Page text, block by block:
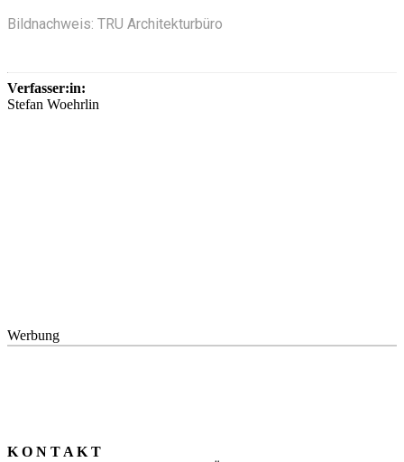
Bildnachweis: TRU Architekturbüro
Verfasser:in:
Stefan Woehrlin
Werbung
K O N T A K T